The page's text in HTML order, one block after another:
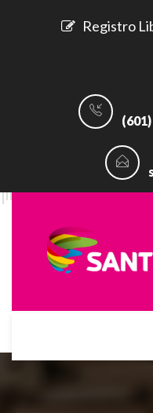
Registro